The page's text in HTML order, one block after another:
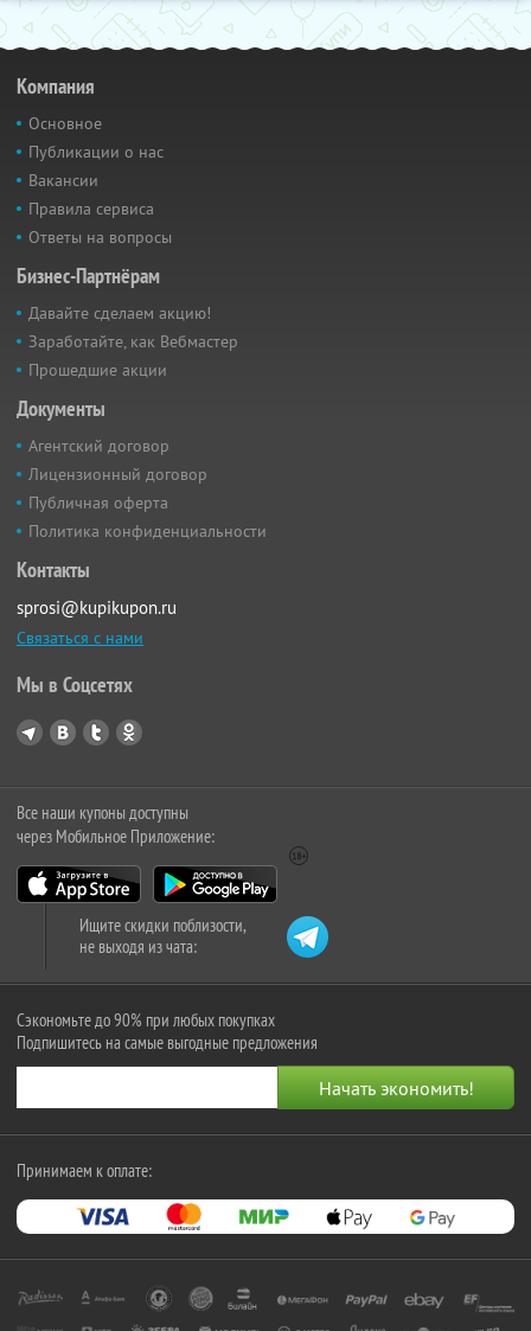
Компания
Основное
Публикации о нас
Вакансии
Правила сервиса
Ответы на вопросы
Бизнес-Партнёрам
Давайте сделаем акцию!
Заработайте, как Вебмастер
Прошедшие акции
Документы
Агентский договор
Лицензионный договор
Публичная оферта
Политика конфиденциальности
Контакты
sprosi@kupikupon.ru
Связаться с нами
Мы в Соцсетях
Все наши купоны доступны
через Мобильное Приложение:
Ищите скидки поблизости,
не выходя из чата:
Сэкономьте до 90% при любых покупках
Подпишитесь на самые выгодные предложения
Принимаем к оплате: